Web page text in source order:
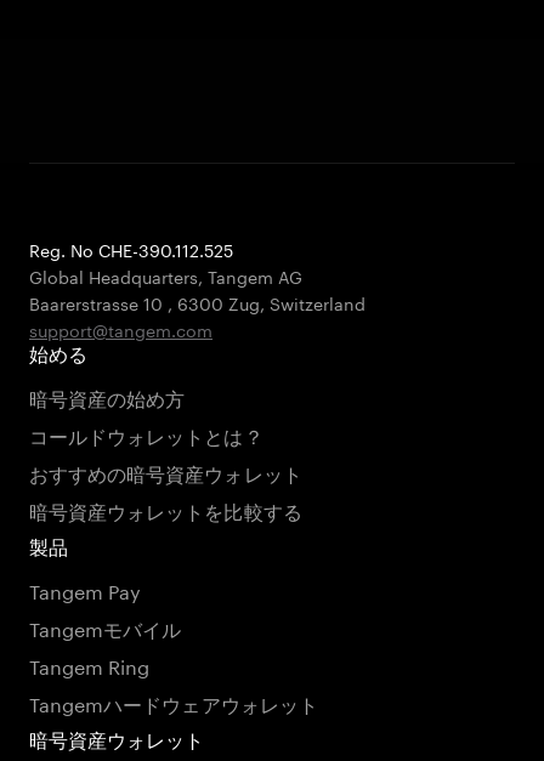
Reg. No CHE-390.112.525
Global Headquarters, Tangem AG
Baarerstrasse 10 , 6300 Zug, Switzerland
support@tangem.com
始める
暗号資産の始め方
コールドウォレットとは？
おすすめの暗号資産ウォレット
暗号資産ウォレットを比較する
製品
Tangem Pay
Tangemモバイル
Tangem Ring
Tangemハードウェアウォレット
暗号資産ウォレット